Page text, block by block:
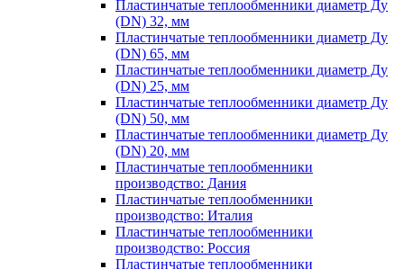
Пластинчатые теплообменники диаметр Ду
(DN) 32, мм
Пластинчатые теплообменники диаметр Ду
(DN) 65, мм
Пластинчатые теплообменники диаметр Ду
(DN) 25, мм
Пластинчатые теплообменники диаметр Ду
(DN) 50, мм
Пластинчатые теплообменники диаметр Ду
(DN) 20, мм
Пластинчатые теплообменники
производство: Дания
Пластинчатые теплообменники
производство: Италия
Пластинчатые теплообменники
производство: Россия
Пластинчатые теплообменники